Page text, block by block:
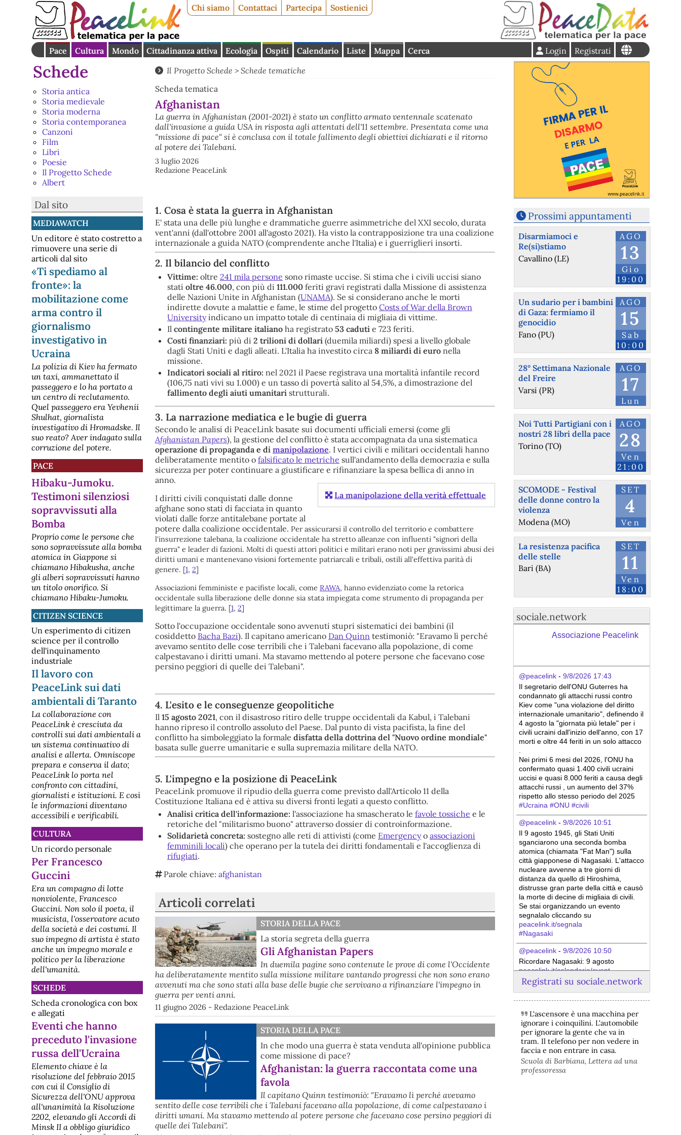
Chi siamo Contattaci Partecipa Sostienici
Pace Cultura Mondo Cittadinanza attiva Ecologia Ospiti Calendario Liste Mappa Cerca Registrati
Login
Schede
Storia antica
Storia medievale
Storia moderna
Storia contemporanea
Canzoni
Film
Libri
Poesie
Il Progetto Schede
Albert
Dal sito
MEDIAWATCH
Un editore è stato costretto a
rimuovere una serie di
articoli dal sito
«Ti spediamo al
fronte»: la
mobilitazione come
arma contro il
giornalismo
investigativo in
Ucraina
La polizia di Kiev ha fermato
un taxi, ammanettato il
passeggero e lo ha portato a
un centro di reclutamento.
Quel passeggero era Yevhenii
Shulhat, giornalista
investigativo di Hromadske. Il
suo reato? Aver indagato sulla
corruzione del potere.
PACE
Hibaku-Jumoku.
Testimoni silenziosi
sopravvissuti alla
Bomba
Proprio come le persone che
sono sopravvissute alla bomba
atomica in Giappone si
chiamano Hibakusha, anche
gli alberi sopravvissuti hanno
un titolo onorifico. Si
chiamano Hibaku-Jumoku.
CITIZEN SCIENCE
Un esperimento di citizen
science per il controllo
dell'inquinamento
industriale
Il lavoro con
PeaceLink sui dati
ambientali di Taranto
La collaborazione con
PeaceLink è cresciuta da
controlli sui dati ambientali a
un sistema continuativo di
analisi e allerta. Omniscope
prepara e conserva il dato;
PeaceLink lo porta nel
confronto con cittadini,
giornalisti e istituzioni. E così
le informazioni diventano
accessibili e verificabili.
CULTURA
Un ricordo personale
Per Francesco
Guccini
Era un compagno di lotte
nonviolente, Francesco
Guccini. Non solo il poeta, il
musicista, l'osservatore acuto
della società e dei costumi. Il
suo impegno di artista è stato
anche un impegno morale e
politico per la liberazione
dell'umanità.
SCHEDE
Scheda cronologica con box
e allegati
Eventi che hanno
preceduto l'invasione
russa dell'Ucraina
Elemento chiave è la
risoluzione del febbraio 2015
con cui il Consiglio di
Sicurezza dell'ONU approva
all'unanimità la Risoluzione
2202, elevando gli Accordi di
Minsk II a obbligo giuridico
Il Progetto Schede >Schede tematiche
Scheda tematica
Afghanistan
La guerra in Afghanistan (2001-2021) è stato un conflitto armato ventennale scatenato
dall'invasione a guida USA in risposta agli attentati dell'11 settembre. Presentata come una
"missione di pace" si è conclusa con il totale fallimento degli obiettivi dichiarati e il ritorno
al potere dei Talebani.
3 luglio 2026
Redazione PeaceLink
1. Cosa è stata la guerra in Afghanistan
E' stata una delle più lunghe e drammatiche guerre asimmetriche del XXI secolo, durata
vent'anni (dall'ottobre 2001 all'agosto 2021). Ha visto la contrapposizione tra una coalizione
internazionale a guida NATO (comprendente anche l'Italia) e i guerriglieri insorti.
2. Il bilancio del conflitto
Vittime: oltre 241 mila persone sono rimaste uccise. Si stima che i civili uccisi siano
stati oltre 46.000, con più di 111.000 feriti gravi registrati dalla Missione di assistenza
delle Nazioni Unite in Afghanistan (UNAMA). Se si considerano anche le morti
indirette dovute a malattie e fame, le stime del progetto Costs of War della Brown
Universityindicano un impatto totale di centinaia di migliaia di vittime.
Il contingente militare italianoha registrato 53 caduti e 723 feriti.
Costi finanziari: più di 2 trilioni di dollari(duemila miliardi) spesi a livello globale
dagli Stati Uniti e dagli alleati. L'Italia ha investito circa 8 miliardi di euronella
missione.
Indicatori sociali al ritiro: nel 2021 il Paese registrava una mortalità infantile record
(106,75 nati vivi su 1.000) e un tasso di povertà salito al 54,5%, a dimostrazione del
fallimento degli aiuti umanitaristrutturali.
3. La narrazione mediatica e le bugie di guerra
Secondo le analisi di PeaceLink basate sui documenti ufficiali emersi (come gli
Afghanistan Papers), la gestione del conflitto è stata accompagnata da una sistematica
operazione di propaganda e di manipolazione. I vertici civili e militari occidentali hanno
deliberatamente mentito o falsificato le metriche sull'andamento della democrazia e sulla
sicurezza per poter continuare a giustificare e rifinanziare la spesa bellica di anno in
anno.
La manipolazione della verità effettuale
I diritti civili conquistati dalle donne
afghane sono stati di facciata in quanto
violati dalle forze antitalebane portate al
potere dalla coalizione occidentale. Per assicurarsi il controllo del territorio e combattere
l'insurrezione talebana, la coalizione occidentale ha stretto alleanze con influenti "signori della
guerra" e leader di fazioni. Molti di questi attori politici e militari erano noti per gravissimi abusi dei
diritti umani e mantenevano visioni fortemente patriarcali e tribali, ostili all'effettiva parità di
genere. [1, 2]
Associazioni femministe e pacifiste locali, come RAWA, hanno evidenziato come la retorica
occidentale sulla liberazione delle donne sia stata impiegata come strumento di propaganda per
legittimare la guerra. [1, 2]
Sotto l'occupazione occidentale sono avvenuti stupri sistematici dei bambini (il
cosiddetto Bacha Bazi). Il capitano americano Dan Quinntestimoniò: "Eravamo lì perché
avevamo sentito delle cose terribili che i Talebani facevano alla popolazione, di come
calpestavano i diritti umani. Ma stavamo mettendo al potere persone che facevano cose
persino peggiori di quelle dei Talebani".
4. L'esito e le conseguenze geopolitiche
Il 15 agosto 2021, con il disastroso ritiro delle truppe occidentali da Kabul, i Talebani
hanno ripreso il controllo assoluto del Paese. Dal punto di vista pacifista, la fine del
conflitto ha simboleggiato la formale disfatta della dottrina del "Nuovo ordine mondiale"
basata sulle guerre umanitarie e sulla supremazia militare della NATO.
5. L'impegno e la posizione di PeaceLink
PeaceLink promuove il ripudio della guerra come previsto dall'Articolo 11 della
Costituzione Italiana ed è attiva su diversi fronti legati a questo conflitto.
Analisi critica dell'informazione: l'associazione ha smascherato le favole tossiche e le
retoriche del "militarismo buono" attraverso dossier di controinformazione.
Solidarietà concreta: sostegno alle reti di attivisti (come Emergencyo associazioni
femminili locali) che operano per la tutela dei diritti fondamentali e l'accoglienza di
rifugiati.
Parole chiave:afghanistan
Articoli correlati
STORIA DELLA PACE
La storia segreta della guerra
Gli Afghanistan Papers
In duemila pagine sono contenute le prove di come l'Occidente
ha deliberatamente mentito sulla missione militare vantando progressi che non sono erano
avvenuti ma che sono stati alla base delle bugie che servivano a rifinanziare l'impegno in
guerra per venti anni.
11 giugno 2026 - Redazione PeaceLink
STORIA DELLA PACE
In che modo una guerra è stata venduta all'opinione pubblica
come missione di pace?
Afghanistan: la guerra raccontata come una
favola
Il capitano Quinn testimoniò: "Eravamo lì perché avevamo
sentito delle cose terribili che i Talebani facevano alla popolazione, di come calpestavano i
diritti umani. Ma stavamo mettendo al potere persone che facevano cose persino peggiori di
quelle dei Talebani".
Prossimi appuntamenti
AGO
13
Gio
19:00
Disarmiamoci e
Re(si)stiamo
Cavallino (LE)
AGO
15
Sab
10:00
Un sudario per i bambini
di Gaza: fermiamo il
genocidio
Fano (PU)
AGO
17
Lun
28° Settimana Nazionale
del Freire
Varsi (PR)
AGO
28
Ven
21:00
Noi Tutti Partigiani con i
nostri 28 libri della pace
Torino (TO)
SET
4
Ven
SCOMODE - Festival
delle donne contro la
violenza
Modena (MO)
SET
11
Ven
18:00
La resistenza pacifica
delle stelle
Bari (BA)
sociale.network
Associazione Peacelink
@peacelink - 9/8/2026 17:43
Il segretario dell'ONU Guterres ha
condannato gli attacchi russi contro
Kiev come "una violazione del diritto
internazionale umanitario", definendo il
4 agosto la "giornata più letale" per i
civili ucraini dall'inizio dell'anno, con 17
morti e oltre 44 feriti in un solo attacco
Nei primi 6 mesi del 2026, l'ONU ha
confermato quasi 1.400 civili ucraini
uccisi e quasi 8.000 feriti a causa degli
attacchi russi , un aumento del 37%
rispetto allo stesso periodo del 2025
#Ucraina #ONU #civili
@peacelink - 9/8/2026 10:51
Il 9 agosto 1945, gli Stati Uniti
sganciarono una seconda bomba
atomica (chiamata "Fat Man") sulla
città giapponese di Nagasaki. L'attacco
nucleare avvenne a tre giorni di
distanza da quello di Hiroshima,
distrusse gran parte della città e causò
la morte di decine di migliaia di civili.
Se stai organizzando un evento
peacelink.it/segnala
#Nagasaki
@peacelink - 9/8/2026 10:50
Ricordare Nagasaki: 9 agosto
peacelink.it/calendario/event.
#Nagasaki
Registrati su sociale.network
L'ascensore è una macchina per
ignorare i coinquilini. L'automobile
per ignorare la gente che va in
tram. Il telefono per non vedere in
faccia e non entrare in casa.
Scuola di Barbiana, Lettera ad una
professoressa